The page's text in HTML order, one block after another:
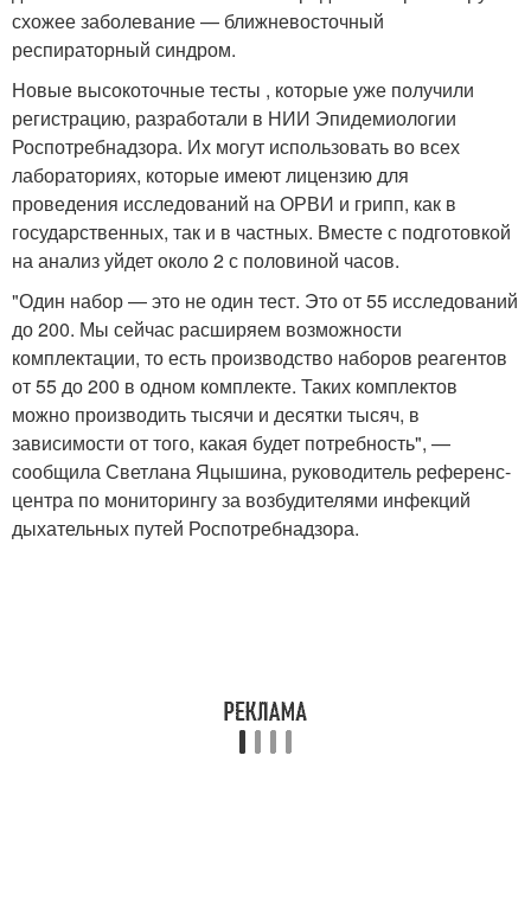
схожее заболевание — ближневосточный
респираторный синдром.
Новые высокоточные тесты , которые уже получили
регистрацию, разработали в НИИ Эпидемиологии
Роспотребнадзора. Их могут использовать во всех
лабораториях, которые имеют лицензию для
проведения исследований на ОРВИ и грипп, как в
государственных, так и в частных. Вместе с подготовкой
на анализ уйдет около 2 с половиной часов.
"Один набор — это не один тест. Это от 55 исследований
до 200. Мы сейчас расширяем возможности
комплектации, то есть производство наборов реагентов
от 55 до 200 в одном комплекте. Таких комплектов
можно производить тысячи и десятки тысяч, в
зависимости от того, какая будет потребность", —
сообщила Светлана Яцышина, руководитель референс-
центра по мониторингу за возбудителями инфекций
дыхательных путей Роспотребнадзора.